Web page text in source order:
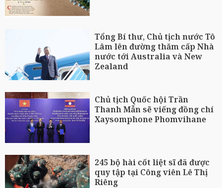
Tổng Bí thư, Chủ tịch nước Tô
Lâm lên đường thăm cấp Nhà
nước tới Australia và New
Zealand
Chủ tịch Quốc hội Trần
Thanh Mẫn sẽ viếng đồng chí
Xaysomphone Phomvihane
245 bộ hài cốt liệt sĩ đã được
quy tập tại Công viên Lê Thị
Riêng